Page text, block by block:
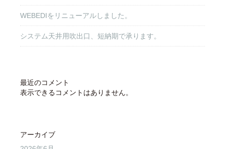
WEBEDIをリニューアルしました。
システム天井用吹出口、短納期で承ります。
最近のコメント
表示できるコメントはありません。
アーカイブ